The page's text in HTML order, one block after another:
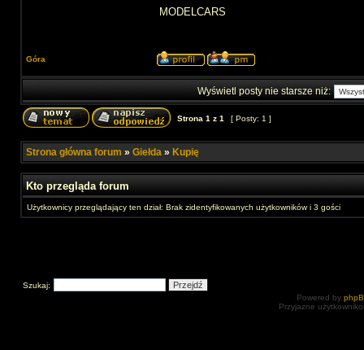
MODELCARS
Góra
Wyświetl posty nie starsze niż:
Strona 1 z 1 [ Posty: 1 ]
Strona główna forum » Giełda » Kupię
Kto przegląda forum
Użytkownicy przeglądający ten dział: Brak zidentyfikowanych użytkowników i 3 gości
Szukaj:
Powered by
Przyjazne